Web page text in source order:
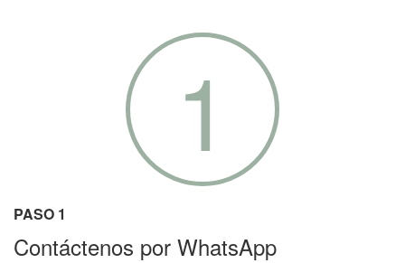
1
PASO 1
Contáctenos por WhatsApp